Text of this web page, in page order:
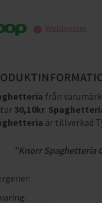
Webbpriser
från
30,10kr.
är tillverkad
"Knorr Spaghetteria